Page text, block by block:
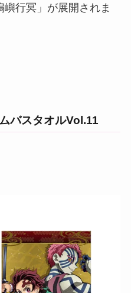
嶼行冥」が展開されま
バスタオルVol.11